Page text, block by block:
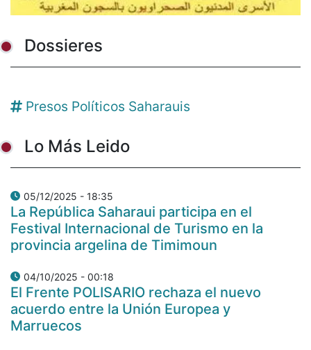
Dossieres
Presos Políticos Saharauis
Lo Más Leido
05/12/2025 - 18:35
La República Saharaui participa en el
Festival Internacional de Turismo en la
provincia argelina de Timimoun
04/10/2025 - 00:18
El Frente POLISARIO rechaza el nuevo
acuerdo entre la Unión Europea y
Marruecos